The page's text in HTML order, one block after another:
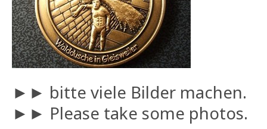
►► bitte viele Bilder machen.
►► Please take some photos.